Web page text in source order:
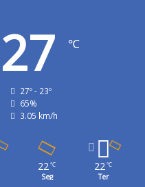
27 ℃
27º - 23º
65%
3.05 km/h
22℃
Seg
22℃
Ter